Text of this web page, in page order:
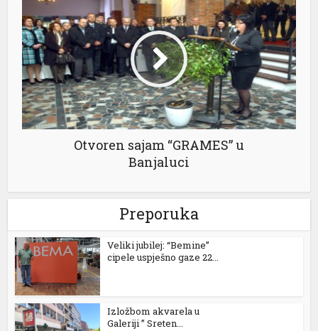
Otvoren sajam “GRAMES” u
Banjaluci
Preporuka
Veliki jubilej: “Bemine”
cipele uspješno gaze 22...
Izložbom akvarela u
Galeriji ” Sreten...